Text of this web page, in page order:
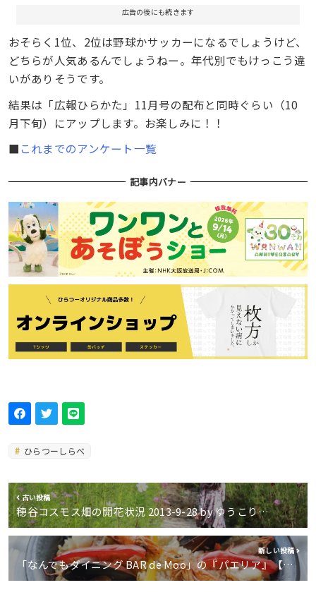
広告の後にも続きます
おそらく1位、2位は野球かサッカーになるでしょうけど、
どちらが人気あるんでしょうねー。年代別でもけっこう違
いがありそうです。
結果は「広報ひらかた」11月号の配布と同時ぐらい（10
月下旬）にアップします。お楽しみに！！
■ これまでのアンケート一覧
記事内バナー
ひらつーしらべ
古い投稿
穂谷コスモス畑の開花状況 2013-9-28 by ゆうこり…
新しい投稿
「なんでもダイニング BAR de Moo」の『パエリア』【…